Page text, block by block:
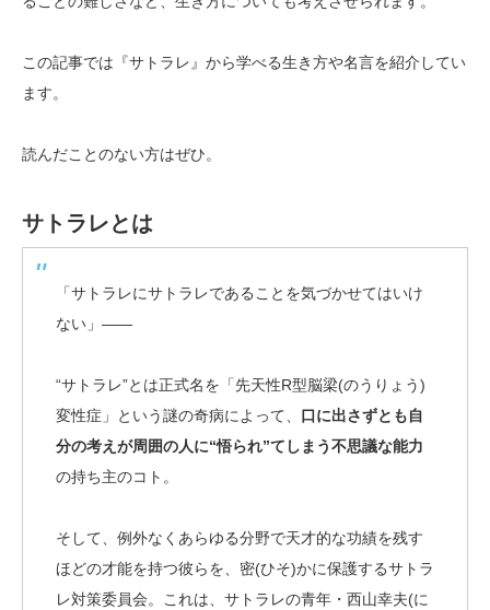
この記事では『サトラレ』から学べる生き方や名言を紹介してい
ます。
読んだことのない方はぜひ。
サトラレとは
「サトラレにサトラレであることを気づかせてはいけ
ない」――
“サトラレ”とは正式名を「先天性R型脳梁(のうりょう)
変性症」という謎の奇病によって、 口に出さずとも自
分の考えが周囲の人に“悟られ”てしまう不思議な能力
の持ち主のコト。
そして、例外なくあらゆる分野で天才的な功績を残す
ほどの才能を持つ彼らを、密(ひそ)かに保護するサトラ
レ対策委員会。これは、サトラレの青年・西山幸夫(に